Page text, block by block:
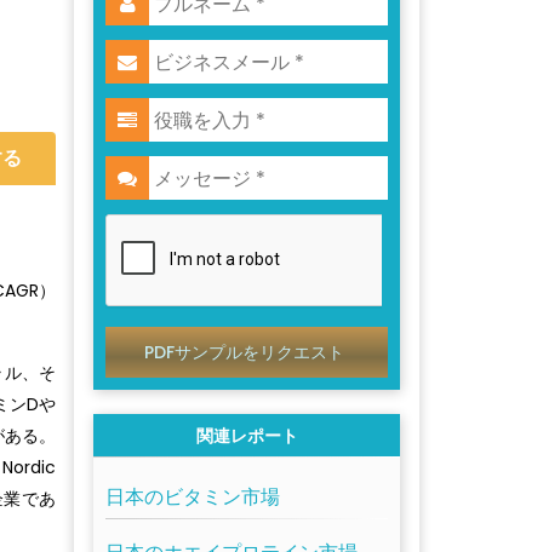
）
、そ
ンDや
る。
であ
PDFサンプルをリクエスト
関連レポート
日本のビタミン市場